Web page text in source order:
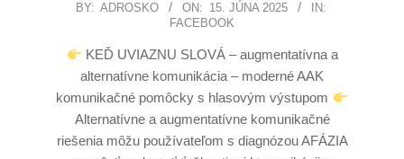
BY: ADROSKO ON: 15. JÚNA 2025
IN:
FACEBOOK
KEĎ UVIAZNU SLOVÁ – augmentatívna a
alternatívne komunikácia – moderné AAK
komunikačné pomôcky s hlasovým výstupom
Alternatívne a augmentatívne komunikačné
riešenia môžu používateľom s diagnózou AFÁZIA